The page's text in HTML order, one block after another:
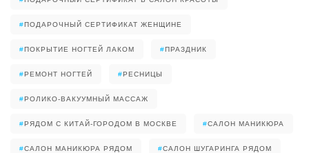
#ПОДАРОЧНЫЙ СЕРТИФИКАТ ЖЕНЩИНЕ
#ПОКРЫТИЕ НОГТЕЙ ЛАКОМ #ПРАЗДНИК
#РЕМОНТ НОГТЕЙ #РЕСНИЦЫ
#РОЛИКО-ВАКУУМНЫЙ МАССАЖ
#РЯДОМ С КИТАЙ-ГОРОДОМ В МОСКВЕ #САЛОН МАНИКЮРА
#САЛОН МАНИКЮРА РЯДОМ #САЛОН ШУГАРИНГА РЯДОМ